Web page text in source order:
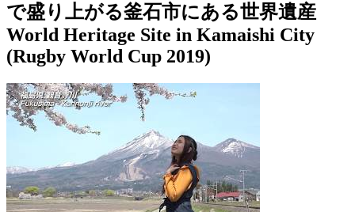
で盛り上がる釜石市にある世界遺産
World Heritage Site in Kamaishi City
(Rugby World Cup 2019)